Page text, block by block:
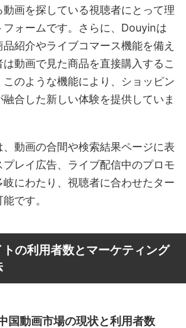
動画を探している視聴者にとって理
フォームです。さらに、Douyinは
紹介やライブコマース機能を備え
動画で見た商品を直接購入するこ
このような機能により、ショッピン
合した新しい体験を提供していま
、動画の合間や検索結果ページに表
プレイ広告、ライブ配信中のプロモ
岐にわたり、視聴者に合わせたター
です。
の利用者数とマーケティング
国動画市場の現状と利用者数